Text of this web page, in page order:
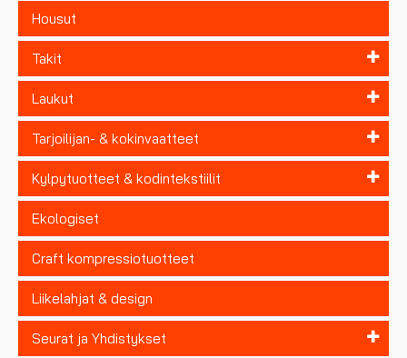
Housut
Takit
Laukut
Tarjoilijan- & kokinvaatteet
Kylpytuotteet & kodintekstiilit
Ekologiset
Craft kompressiotuotteet
Liikelahjat & design
Seurat ja Yhdistykset